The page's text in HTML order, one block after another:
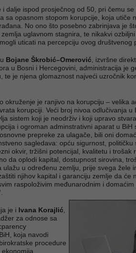
i dalje ispod prosječnog od 50, pri čemu se
sa opasnom stopom korupcije, koja utiče
No ono što posebno zabrinjava je
uglavnom stagnira, te nikakvi
uticati na percepciju ovog društvenog
Bojane Škrobić–Omerović , izvršne
u Bosni i Hercegovini, administracija je
te je njena glomaznost najveći uzročnik
okruženje je ranjivo na korupciju – velika
korupciji. Veći broj nivoa odlučivanja u
sistem koji je neodrživ i koji upravo
i ogroman adminstrativni aparat u BiH
prepreke za ulagače, bili oni
sagledava: opću sigurnost, političku
okvir, tržišni potencijal, kvalitetu i trošak
da oplodi kapital, dostupnost sirovina,
ulažu u određenu zemlju, prije svega žele
njihov kapital i garanciju zemlje da će
raspoloživim međunarodnim i domaćim
je i Ivana Korajlić
za odnose sa
koja navodi
procedure
ekonomija